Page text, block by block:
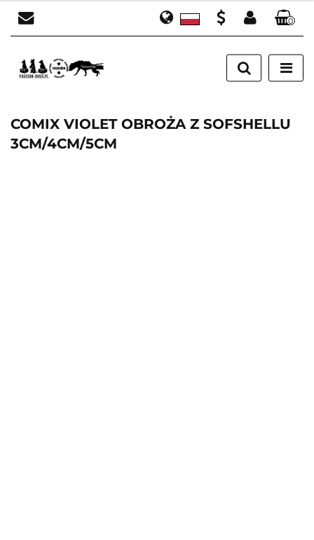
Zaloguj się
Załóż konto
Zgody cookies
0
COMIX VIOLET OBROŻA Z SOFSHELLU
3CM/4CM/5CM